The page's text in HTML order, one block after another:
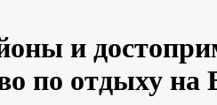
и
по отдыху на